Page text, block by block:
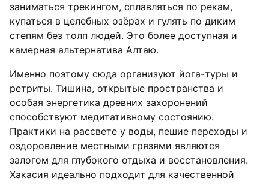
заниматься трекингом, сплавляться по рекам,
купаться в целебных озёрах и гулять по диким
степям без толп людей. Это более доступная и
камерная альтернатива Алтаю.
Именно поэтому сюда организуют йога-туры и
ретриты. Тишина, открытые пространства и
особая энергетика древних захоронений
способствуют медитативному состоянию.
Практики на рассвете у воды, пешие переходы и
оздоровление местными грязями являются
залогом для глубокого отдыха и восстановления.
Хакасия идеально подходит для качественной